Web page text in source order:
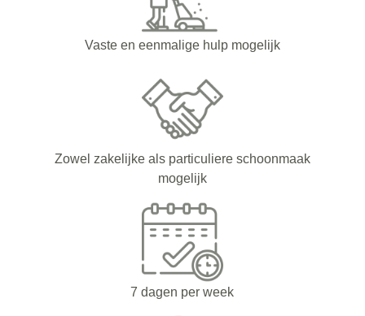
Vaste en eenmalige hulp mogelijk
Zowel zakelijke als particuliere schoonmaak
mogelijk
7 dagen per week